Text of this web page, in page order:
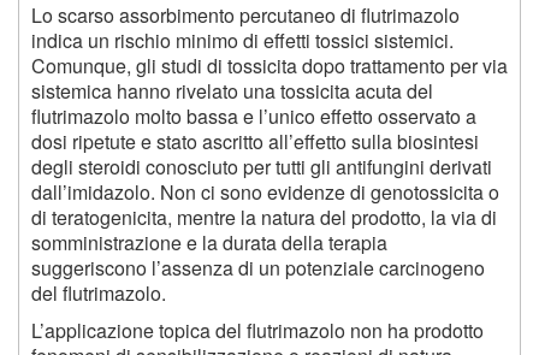
Lo scarso assorbimento percutaneo di flutrimazolo
indica un rischio minimo di effetti tossici sistemici.
Comunque, gli studi di tossicita dopo trattamento per via
sistemica hanno rivelato una tossicita acuta del
flutrimazolo molto bassa e l’unico effetto osservato a
dosi ripetute e stato ascritto all’effetto sulla biosintesi
degli steroidi conosciuto per tutti gli antifungini derivati
dall’imidazolo. Non ci sono evidenze di genotossicita o
di teratogenicita, mentre la natura del prodotto, la via di
somministrazione e la durata della terapia
suggeriscono l’assenza di un potenziale carcinogeno
del flutrimazolo.
L’applicazione topica del flutrimazolo non ha prodotto